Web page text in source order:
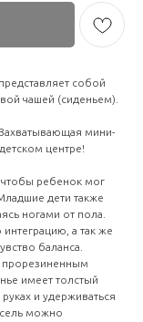
собой
чашей (сиденьем).
мини-
центре!
ребенок мог
дети также
ногами от пола.
а так же
баланса.
прорезиненным
имеет толстый
и удерживаться
можно